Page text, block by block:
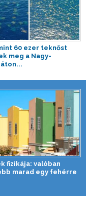
60 ezer teknőst
meg a Nagy-
fizikája: valóban
marad egy fehérre